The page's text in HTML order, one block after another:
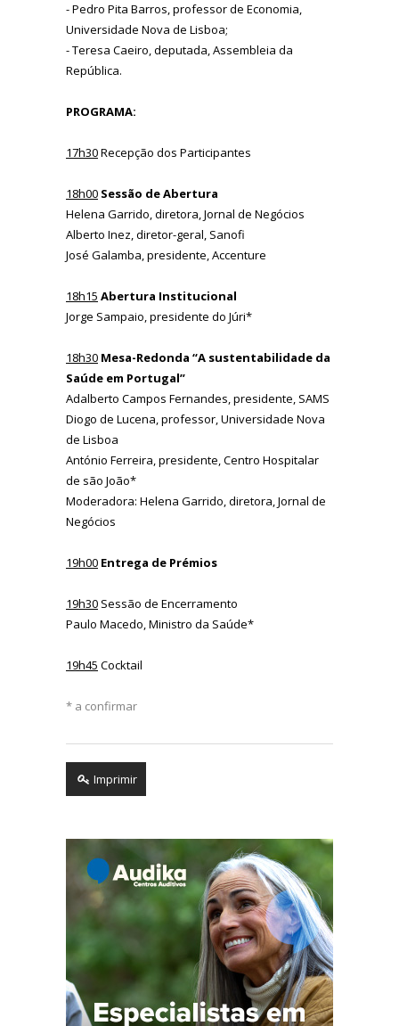
- Pedro Pita Barros, professor de Economia,
Universidade Nova de Lisboa;
- Teresa Caeiro, deputada, Assembleia da
República.
PROGRAMA:
17h30Recepção dos Participantes
18h00 Sessão de Abertura
Helena Garrido, diretora, Jornal de Negócios
Alberto Inez, diretor-geral, Sanofi
José Galamba, presidente, Accenture
18h15 Abertura Institucional
Jorge Sampaio, presidente do Júri*
18h30 Mesa-Redonda “A sustentabilidade da
Saúde em Portugal”
Adalberto Campos Fernandes, presidente, SAMS
Diogo de Lucena, professor, Universidade Nova
de Lisboa
António Ferreira, presidente, Centro Hospitalar
de são João*
Moderadora: Helena Garrido, diretora, Jornal de
Negócios
19h00 Entrega de Prémios
19h30 Sessão de Encerramento
Paulo Macedo, Ministro da Saúde*
19h45 Cocktail
* a confirmar
Imprimir